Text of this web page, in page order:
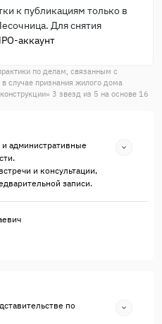
к публикациям только в
Для снятия
аккаунт
по делам, связанным с
случае признания жилого дома
» 3 звезд из 5 на основе 16
административные
и консультации,
записи.
по